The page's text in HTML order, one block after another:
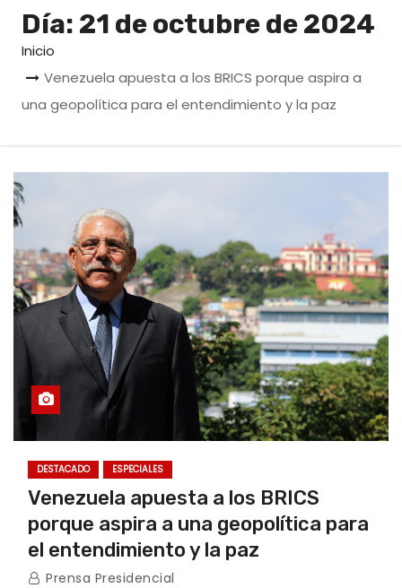
Día: 21 de octubre de 2024
Inicio
Venezuela apuesta a los BRICS porque aspira a
una geopolítica para el entendimiento y la paz
DESTACADO ESPECIALES
Venezuela apuesta a los BRICS
porque aspira a una geopolítica para
el entendimiento y la paz
Prensa Presidencial